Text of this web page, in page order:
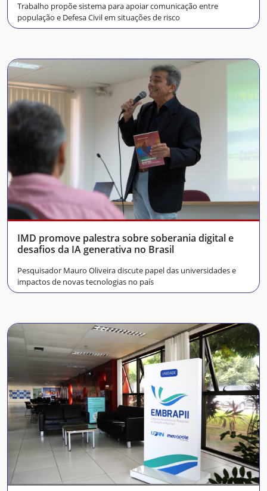
Trabalho propõe sistema para apoiar comunicação entre
população e Defesa Civil em situações de risco
IMD promove palestra sobre soberania digital e
desafios da IA generativa no Brasil
Pesquisador Mauro Oliveira discute papel das universidades e
impactos de novas tecnologias no país